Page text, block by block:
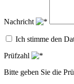
Nachricht
Ich stimme den
Prüfzahl
Bitte geben Sie die